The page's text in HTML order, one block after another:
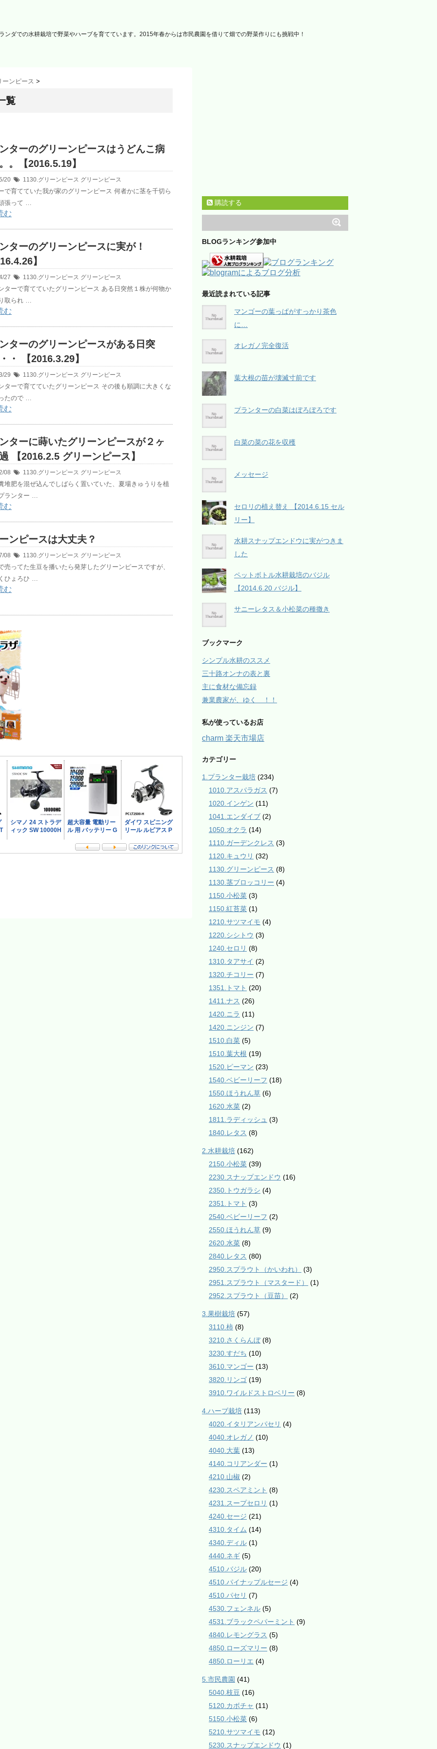
ンダでの水耕栽培で野菜やハーブを育てています。2015年春からは市民農園を借りて畑での野菜作りにも挑戦中！
ーンピース >
覧
ターのグリーンピースはうどんこ病
。【2016.5.19】
20 1130.グリーンピース グリーンピース
で育てていた我が家のグリーンピース 何者かに茎を千切ら
張って …
む
ターのグリーンピースに実が！
】
27 1130.グリーンピース グリーンピース
ターで育てていたグリーンピース ある日突然１株が何物か
取られ …
む
ターのグリーンピースがある日突
・ 【2016.3.29】
29 1130.グリーンピース グリーンピース
ターで育てていたグリーンピース その後も順調に大きくな
たので …
む
ターに蒔いたグリーンピースが２ヶ
【2016.2.5 グリーンピース】
08 1130.グリーンピース グリーンピース
堆肥を混ぜ込んでしばらく置いていた、夏場きゅうりを植
ランター …
む
ンピースは大丈夫？
08 1130.グリーンピース グリーンピース
売ってた生豆を播いたら発芽したグリーンピースですが、
ひょろひ …
む
購読する
BLOGランキング参加中
最近読まれている記事
マンゴーの葉っぱがすっかり茶色
に…
オレガノ完全復活
葉大根の苗が壊滅寸前です
プランターの白菜はぼろぼろです
白菜の菜の花を収穫
メッセージ
セロリの植え替え 【2014.6.15 セル
リー】
水耕スナップエンドウに実がつきま
した
ペットボトル水耕栽培のバジル
【2014.6.20 バジル】
サニーレタス＆小松菜の種撒き
ブックマーク
シンプル水耕のススメ
三十路オンナの表と裏
主に食材な備忘録
兼業農家が、ゆく ！！
私が使っているお店
charm 楽天市場店
カテゴリー
1.プランター栽培 (234)
1010.アスパラガス (7)
1020.インゲン (11)
1041.エンダイブ (2)
1050.オクラ (14)
1110.ガーデンクレス (3)
1120.キュウリ (32)
1130.グリーンピース (8)
1130.茎ブロッコリー (4)
1150.小松菜 (3)
1150.紅苔菜 (1)
1210.サツマイモ (4)
1220.シシトウ (3)
1240.セロリ (8)
1310.タアサイ (2)
1320.チコリー (7)
1351.トマト (20)
1411.ナス (26)
1420.ニラ (11)
1420.ニンジン (7)
1510.白菜 (5)
1510.葉大根 (19)
1520.ピーマン (23)
1540.ベビーリーフ (18)
1550.ほうれん草 (6)
1620.水菜 (2)
1811.ラディッシュ (3)
1840.レタス (8)
2.水耕栽培 (162)
2150.小松菜 (39)
2230.スナップエンドウ (16)
2350.トウガラシ (4)
2351.トマト (3)
2540.ベビーリーフ (2)
2550.ほうれん草 (9)
2620.水菜 (8)
2840.レタス (80)
2950.スプラウト（かいわれ）
(3)
2951.スプラウト（マスタード）
(1)
2952.スプラウト（豆苗）
(2)
3.果樹栽培 (57)
3110.柿 (8)
3210.さくらんぼ(8)
3230.すだち (10)
3610.マンゴー (13)
3820.リンゴ (19)
3910.ワイルドストロベリー (8)
4.ハーブ栽培 (113)
4020.イタリアンパセリ (4)
4040.オレガノ (10)
4040.大葉 (13)
4140.コリアンダー (1)
4210.山椒 (2)
4230.スペアミント (8)
4231.スープセロリ (1)
4240.セージ (21)
4310.タイム (14)
4340.ディル (1)
4440.ネギ (5)
4510.バジル (20)
4510.パイナップルセージ (4)
4510.パセリ (7)
4530.フェンネル (5)
4531.ブラックペパーミント (9)
4840.レモングラス (5)
4850.ローズマリー (8)
4850.ローリエ (4)
5.市民農園 (41)
5040.枝豆 (16)
5120.カボチャ (11)
5150.小松菜 (6)
5210.サツマイモ (12)
5230.スナップエンドウ (1)